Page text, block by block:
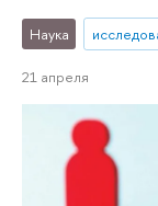
Наука
21 апреля